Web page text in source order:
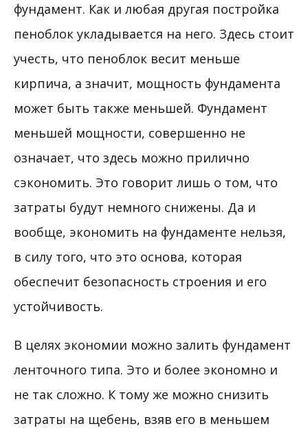
фундамент. Как и любая другая постройка
пеноблок укладывается на него. Здесь стоит
учесть, что пеноблок весит меньше
кирпича, а значит, мощность фундамента
может быть также меньшей. Фундамент
меньшей мощности, совершенно не
означает, что здесь можно прилично
сэкономить. Это говорит лишь о том, что
затраты будут немного снижены. Да и
вообще, экономить на фундаменте нельзя,
в силу того, что это основа, которая
обеспечит безопасность строения и его
устойчивость.
В целях экономии можно залить фундамент
ленточного типа. Это и более экономно и
не так сложно. К тому же можно снизить
затраты на щебень, взяв его в меньшем